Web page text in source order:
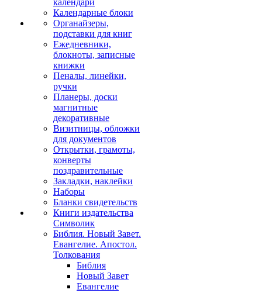
календари
Календарные блоки
Органайзеры,
подставки для книг
Ежедневники,
блокноты, записные
книжки
Пеналы, линейки,
ручки
Планеры, доски
магнитные
декоративные
Визитницы, обложки
для документов
Открытки, грамоты,
конверты
поздравительные
Закладки, наклейки
Наборы
Бланки свидетельств
Книги издательства
Символик
Библия. Новый Завет.
Евангелие. Апостол.
Толкования
Библия
Новый Завет
Евангелие